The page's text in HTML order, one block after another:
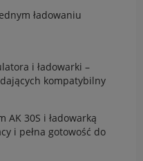
ładowaniu
i ładowarki –
kompatybilny
AK 30S i ładowarką
i pełna gotowość do